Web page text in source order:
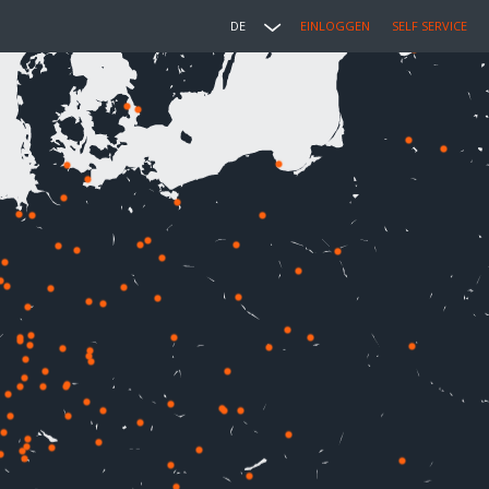
DE EINLOGGEN SELF SERVICE